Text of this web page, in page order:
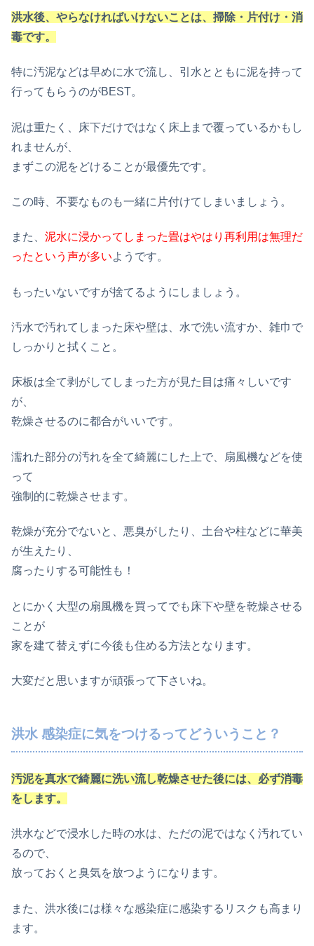
洪水後、やらなければいけないことは、掃除・片付け・消
毒です。
特に汚泥などは早めに水で流し、引水とともに泥を持って
行ってもらうのがBEST。
泥は重たく、床下だけではなく床上まで覆っているかもし
れませんが、
まずこの泥をどけることが最優先です。
この時、不要なものも一緒に片付けてしまいましょう。
また、 泥水に浸かってしまった畳はやはり再利用は無理だ
ったという声が多いようです。
もったいないですが捨てるようにしましょう。
汚水で汚れてしまった床や壁は、水で洗い流すか、雑巾で
しっかりと拭くこと。
床板は全て剥がしてしまった方が見た目は痛々しいです
が、
乾燥させるのに都合がいいです。
濡れた部分の汚れを全て綺麗にした上で、扇風機などを使
って
強制的に乾燥させます。
乾燥が充分でないと、悪臭がしたり、土台や柱などに華美
が生えたり、
腐ったりする可能性も！
とにかく大型の扇風機を買ってでも床下や壁を乾燥させる
ことが
家を建て替えずに今後も住める方法となります。
大変だと思いますが頑張って下さいね。
洪水 感染症に気をつけるってどういうこと？
汚泥を真水で綺麗に洗い流し乾燥させた後には、必ず消毒
をします。
洪水などで浸水した時の水は、ただの泥ではなく汚れてい
るので、
放っておくと臭気を放つようになります。
また、洪水後には様々な感染症に感染するリスクも高まり
ます。